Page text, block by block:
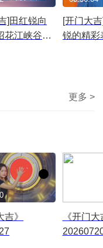
]田红锐向
花江峡谷大
[开门大
锐的精彩
更多 >
吉》
《开门